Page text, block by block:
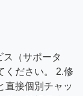
（サポータ
ください。 2.修
直接個別チャッ